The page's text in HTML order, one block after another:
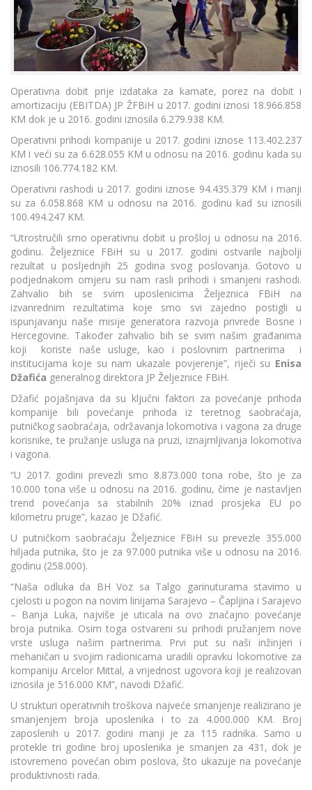
Operativna dobit prije izdataka za kamate, porez na dobit i
amortizaciju (EBITDA) JP ŽFBiH u 2017. godini iznosi 18.966.858
KM dok je u 2016. godini iznosila 6.279.938 KM.
Operativni prihodi kompanije u 2017. godini iznose 113.402.237
KM i veći su za 6.628.055 KM u odnosu na 2016. godinu kada su
iznosili 106.774.182 KM.
Operativni rashodi u 2017. godini iznose 94.435.379 KM i manji
su za 6.058.868 KM u odnosu na 2016. godinu kad su iznosili
100.494.247 KM.
“Utrostručili smo operativnu dobit u prošloj u odnosu na 2016.
godinu. Željeznice FBiH su u 2017. godini ostvarile najbolji
rezultat u posljednjih 25 godina svog poslovanja. Gotovo u
podjednakom omjeru su nam rasli prihodi i smanjeni rashodi.
Zahvalio bih se svim uposlenicima Željeznica FBiH na
izvanrednim rezultatima koje smo svi zajedno postigli u
ispunjavanju naše misije generatora razvoja privrede Bosne i
Hercegovine. Također zahvalio bih se svim našim građanima
koji koriste naše usluge, kao i poslovnim partnerima i
institucijama koje su nam ukazale povjerenje”, riječi su Enisa
Džafića generalnog direktora JP Željeznice FBiH.
Džafić pojašnjava da su ključni faktori za povećanje prihoda
kompanije bili povećanje prihoda iz teretnog saobraćaja,
putničkog saobraćaja, održavanja lokomotiva i vagona za druge
korisnike, te pružanje usluga na pruzi, iznajmljivanja lokomotiva
i vagona.
“U 2017. godini prevezli smo 8.873.000 tona robe, što je za
10.000 tona više u odnosu na 2016. godinu, čime je nastavljen
trend povećanja sa stabilnih 20% iznad prosjeka EU po
kilometru pruge”, kazao je Džafić.
U putničkom saobraćaju Željeznice FBiH su prevezle 355.000
hiljada putnika, što je za 97.000 putnika više u odnosu na 2016.
godinu (258.000).
“Naša odluka da BH Voz sa Talgo garinuturama stavimo u
cjelosti u pogon na novim linijama Sarajevo – Čapljina i Sarajevo
– Banja Luka, najviše je uticala na ovo značajno povećanje
broja putnika. Osim toga ostvareni su prihodi pružanjem nove
vrste usluga našim partnerima. Prvi put su naši inžinjeri i
mehaničari u svojim radionicama uradili opravku lokomotive za
kompaniju Arcelor Mittal, a vrijednost ugovora koji je realizovan
iznosila je 516.000 KM”, navodi Džafić.
U strukturi operativnih troškova najveće smanjenje realizirano je
smanjenjem broja uposlenika i to za 4.000.000 KM. Broj
zaposlenih u 2017. godini manji je za 115 radnika. Samo u
protekle tri godine broj uposlenika je smanjen za 431, dok je
istovremeno povećan obim poslova, što ukazuje na povećanje
produktivnosti rada.